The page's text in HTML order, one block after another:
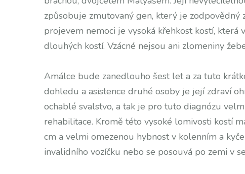
způsobuje zmutovaný gen, který je
projevem nemoci je vysoká křehkost kostí,
dlouhých kostí. Vzácné nejsou ani zlomeniny
Amálce bude zanedlouho šest let a za tuto
dohledu a asistence druhé osoby je její zdraví
ochablé svalstvo, a tak je pro tuto diagnózu
rehabilitace. Kromě této vysoké lomivosti kostí
cm a velmi omezenou hybnost v kolenním a
invalidního vozíčku nebo se posouvá po zemi v